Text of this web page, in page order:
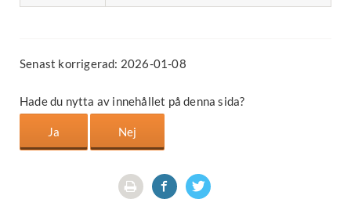
Senast korrigerad: 2026-01-08
Hade du nytta av innehållet på denna sida?